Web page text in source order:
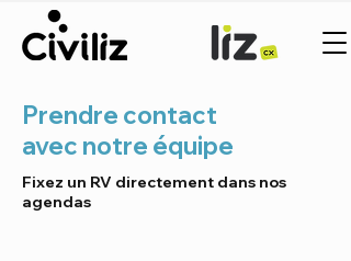
Prendre contact
avec notre équipe
Fixez un RV directement dans nos
agendas